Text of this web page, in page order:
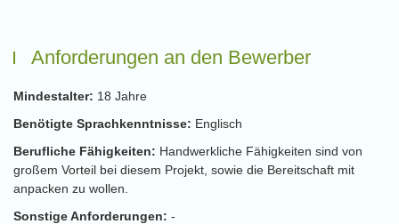
Anforderungen an den Bewerber
Mindestalter: 18 Jahre
Benötigte Sprachkenntnisse: Englisch
Berufliche Fähigkeiten: Handwerkliche Fähigkeiten sind von
großem Vorteil bei diesem Projekt, sowie die Bereitschaft mit
anpacken zu wollen.
Sonstige Anforderungen: -